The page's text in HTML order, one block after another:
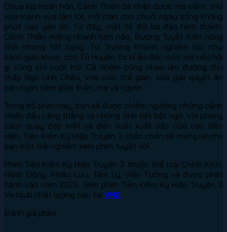
Chưa kịp hoàn hồn, Cảnh Thiên đã nhặt được ma kiếm, thứ
vừa mạnh vừa lắm lời, mở màn cho chuỗi ngày sống không
phút nào yên ổn. Từ đây, một tổ đội bá đạo hình thành.
Cảnh Thiên miệng nhanh hơn não, Đường Tuyết Kiến nóng
tính nhưng tốt bụng, Từ Trường Khanh nghiêm túc như
sách giáo khoa, còn Tử Huyên thì bí ẩn đến mức mà nếu hỏi
gì cũng chỉ cười trừ. Cả nhóm cùng nhau lên đường thu
thập Ngũ Linh Châu, vừa cứu thế gian, vừa giải quyết ân
oán ngàn năm giữa thần, ma và người.
Trong bộ phim này, bạn sẽ được chiêm ngưỡng những cảnh
chiến đấu căng thẳng và những tình tiết bất ngờ. Với phong
cách quay đẹp mắt và diễn xuất xuất sắc của các diễn
viên, Tiên Kiếm Kỳ Hiệp Truyện 3 chắc chắn sẽ mang lại cho
bạn một trải nghiệm xem phim tuyệt vời.
Phim Tiên Kiếm Kỳ Hiệp Truyện 3 thuộc thể loại Chính Kịch,
Hành Động, Phiêu Lưu, Tâm Lý, Viễn Tưởng và được phát
hành vào năm 2025. Xem phim Tiên Kiếm Kỳ Hiệp Truyện 3
Vietsub chất lượng cao tại VN2
Đánh giá phim